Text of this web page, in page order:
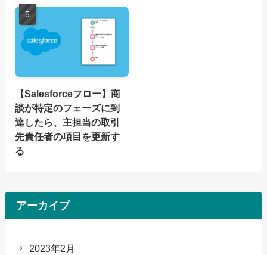
【Salesforceフロー】商
談が特定のフェーズに到
達したら、主担当の取引
先責任者の項目を更新す
る
アーカイブ
2023年2月